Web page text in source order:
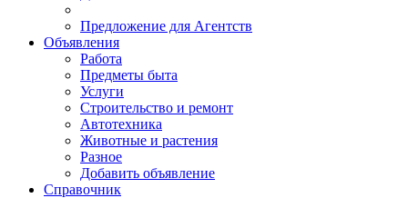
Предложение для Агентств
Объявления
Работа
Предметы быта
Услуги
Строительство и ремонт
Автотехника
Животные и растения
Разное
Добавить объявление
Справочник